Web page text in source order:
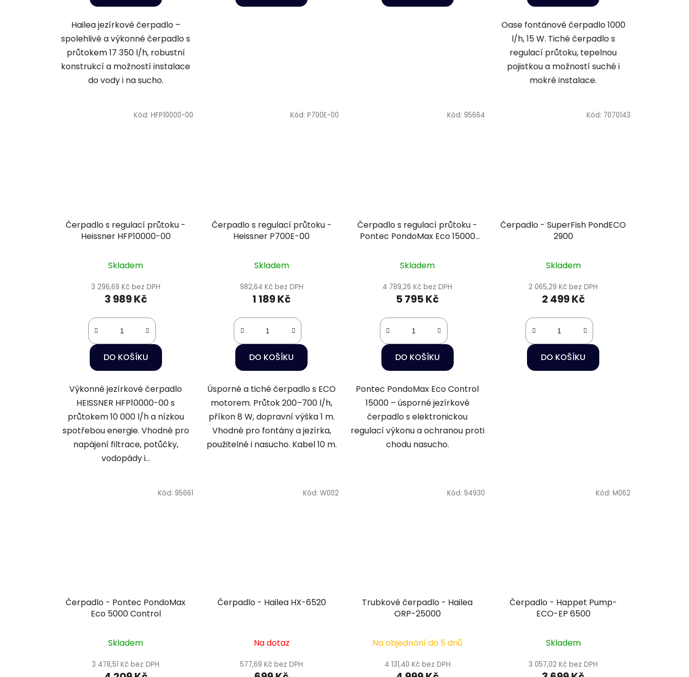
Hailea jezírkové čerpadlo –
spolehlivé a výkonné čerpadlo s
průtokem 17 350 l/h, robustní
konstrukcí a možností instalace
do vody i na sucho.
Oase fontánové čerpadlo 1000
l/h, 15 W. Tiché čerpadlo s
regulací průtoku, tepelnou
pojistkou a možností suché i
mokré instalace.
Čerpadlo s regulací průtoku -
Heissner HFP10000-00
Skladem
3 296,69 Kč bez DPH
3 989 Kč
DO KOŠÍKU
Výkonné jezírkové čerpadlo
HEISSNER HFP10000-00 s
průtokem 10 000 l/h a nízkou
spotřebou energie. Vhodné pro
napájení filtrace, potůčky,
vodopády i...
Kód: HFP10000-00
Čerpadlo s regulací průtoku -
Heissner P700E-00
Skladem
982,64 Kč bez DPH
1 189 Kč
DO KOŠÍKU
Úsporné a tiché čerpadlo s ECO
motorem. Průtok 200–700 l/h,
příkon 8 W, dopravní výška 1 m.
Vhodné pro fontány a jezírka,
použitelné i nasucho. Kabel 10 m.
Kód: P700E-00
Čerpadlo s regulací průtoku -
Pontec PondoMax Eco 15000
Skladem
4 789,26 Kč bez DPH
5 795 Kč
DO KOŠÍKU
Pontec PondoMax Eco Control
15000 – úsporné jezírkové
čerpadlo s elektronickou
regulací výkonu a ochranou proti
chodu nasucho.
Kód: 95664
Čerpadlo - SuperFish PondECO
2900
Skladem
2 065,29 Kč bez DPH
2 499 Kč
DO KOŠÍKU
Kód: 7070143
Čerpadlo - Pontec PondoMax
Eco 5000 Control
Skladem
3 478,51 Kč bez DPH
Kód: 95661
Čerpadlo - Hailea HX-6520
Na dotaz
577,69 Kč bez DPH
Kód: W002
Trubkové čerpadlo - Hailea
ORP-25000
Na objednání do 5 dnů
4 131,40 Kč bez DPH
Kód: 94930
Čerpadlo - Happet Pump-
ECO-EP 6500
Skladem
3 057,02 Kč bez DPH
Kód: M062